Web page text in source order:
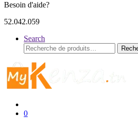
Besoin d'aide?
52.042.059
Search
Recherche
pour :
0